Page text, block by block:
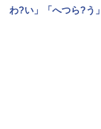
わ?い」
「へつら?う」